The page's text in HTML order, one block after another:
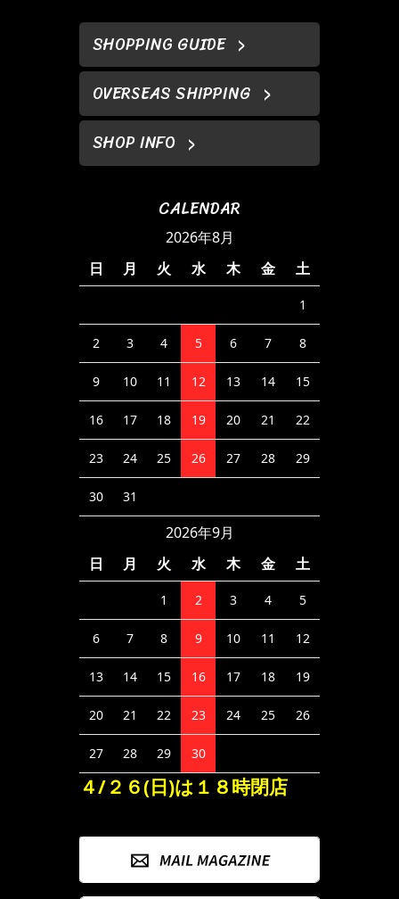
SHOPPING GUIDE
OVERSEAS SHIPPING
SHOP INFO
CALENDAR
2026年8月
日
月 火 水 木 金 土
1
2 3 4 5 6 7 8
9 10 11 12 13 14 15
16 17 18 19 20 21 22
23 24 25 26 27 28 29
30 31
2026年9月
日
月 火 水 木 金 土
1 2 3 4 5
6 7 8 9 10 11 12
13 14 15 16 17 18 19
20 21 22 23 24 25 26
27 28 29 30
４/２６(日)は１８時閉店